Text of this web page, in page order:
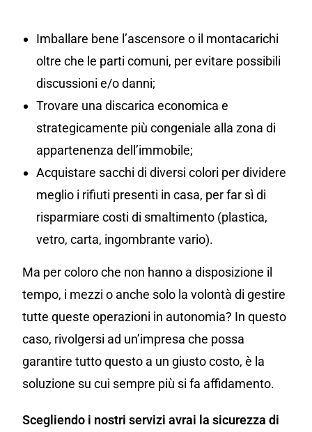
Imballare bene l’ascensore o il montacarichi
oltre che le parti comuni, per evitare possibili
discussioni e/o danni;
Trovare una discarica economica e
strategicamente più congeniale alla zona di
appartenenza dell’immobile;
Acquistare sacchi di diversi colori per dividere
meglio i rifiuti presenti in casa, per far sì di
risparmiare costi di smaltimento (plastica,
vetro, carta, ingombrante vario).
Ma per coloro che non hanno a disposizione il
tempo, i mezzi o anche solo la volontà di gestire
tutte queste operazioni in autonomia? In questo
caso, rivolgersi ad un’impresa che possa
garantire tutto questo a un giusto costo, è la
soluzione su cui sempre più si fa affidamento.
Scegliendo i nostri servizi avrai la sicurezza di